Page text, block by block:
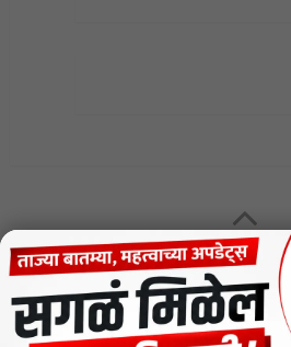
MENU
CODE OF ETHICS FOR DIGITAL NEWS